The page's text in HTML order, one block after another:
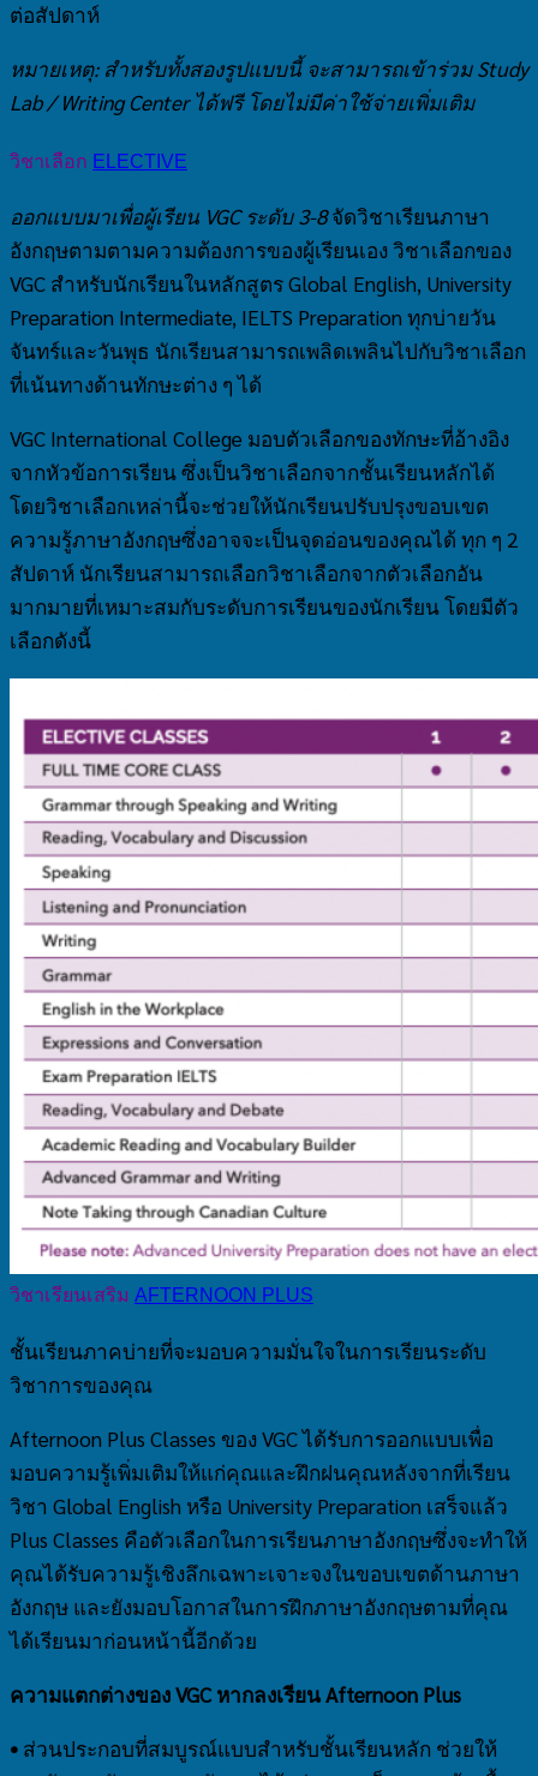
ต่อสัปดาห์
หมายเหตุ: สำหรับทั้งสองรูปแบบนี้ จะสามารถเข้าร่วม Study
Lab / Writing Center ได้ฟรี โดยไม่มีค่าใช้จ่ายเพิ่มเติม
วิชาเลือก ELECTIVE
ออกแบบมาเพื่อผู้เรียน VGC ระดับ 3-8จัดวิชาเรียนภาษา
อังกฤษตามตามความต้องการของผู้เรียนเอง วิชาเลือกของ
VGC สำหรับนักเรียนในหลักสูตร Global English, University
Preparation Intermediate, IELTS Preparation ทุกบ่ายวัน
จันทร์และวันพุธ นักเรียนสามารถเพลิดเพลินไปกับวิชาเลือก
ที่เน้นทางด้านทักษะต่าง ๆ ได้
VGC International College มอบตัวเลือกของทักษะที่อ้างอิง
จากหัวข้อการเรียน ซึ่งเป็นวิชาเลือกจากชั้นเรียนหลักได้
โดยวิชาเลือกเหล่านี้จะช่วยให้นักเรียนปรับปรุงขอบเขต
ความรู้ภาษาอังกฤษซึ่งอาจจะเป็นจุดอ่อนของคุณได้ ทุก ๆ 2
สัปดาห์ นักเรียนสามารถเลือกวิชาเลือกจากตัวเลือกอัน
มากมายที่เหมาะสมกับระดับการเรียนของนักเรียน โดยมีตัว
เลือกดังนี้
วิชาเรียนเสริม AFTERNOON PLUS
ชั้นเรียนภาคบ่ายที่จะมอบความมั่นใจในการเรียนระดับ
วิชาการของคุณ
Afternoon Plus Classes ของ VGC ได้รับการออกแบบเพื่อ
มอบความรู้เพิ่มเติมให้แก่คุณและฝึกฝนคุณหลังจากที่เรียน
วิชา Global English หรือ University Preparation เสร็จแล้ว
Plus Classes คือตัวเลือกในการเรียนภาษาอังกฤษซึ่งจะทำให้
คุณได้รับความรู้เชิงลึกเฉพาะเจาะจงในขอบเขตด้านภาษา
อังกฤษ และยังมอบโอกาสในการฝึกภาษาอังกฤษตามที่คุณ
ได้เรียนมาก่อนหน้านี้อีกด้วย
ความแตกต่างของ VGC หากลงเรียน Afternoon Plus
• ส่วนประกอบที่สมบูรณ์แบบสำหรับชั้นเรียนหลัก ช่วยให้